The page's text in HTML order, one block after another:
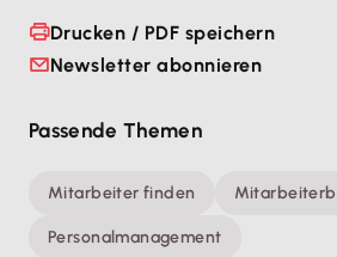
Drucken / PDF speichern
Newsletter abonnieren
Passende Themen
Mitarbeiter finden
Personalmanagement